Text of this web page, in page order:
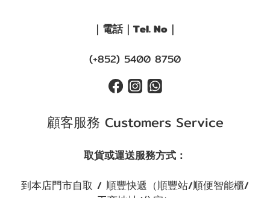
｜電話｜Tel. No｜
(+852) 5400 8750
顧客服務 Customers Service
取貨或運送服務方式：
到本店門市自取 / 順豐快遞（順豐站/順便智能櫃/